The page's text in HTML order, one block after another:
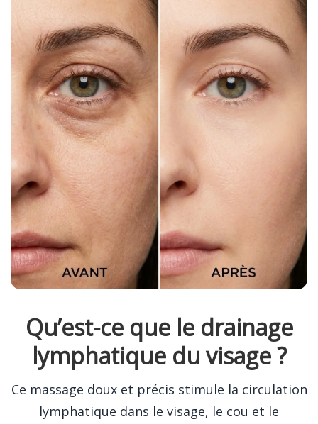
Qu’est-ce que le drainage
lymphatique du visage ?
Ce massage doux et précis stimule la circulation
lymphatique dans le visage, le cou et le